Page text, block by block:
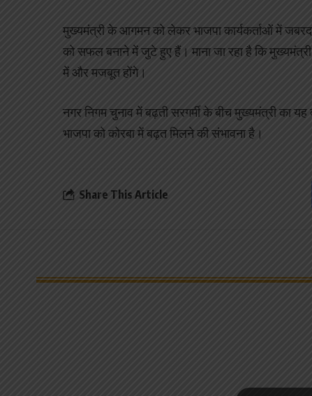
मुख्यमंत्री के आगमन को लेकर भाजपा कार्यकर्ताओं में
को सफल बनाने में जुटे हुए हैं। माना जा रहा है कि
में और मजबूत होंगे।
नगर निगम चुनाव में बढ़ती सरगर्मी के बीच मुख्यमंत्री का
भाजपा को कोरबा में बढ़त मिलने की संभावना है।
Share This Article